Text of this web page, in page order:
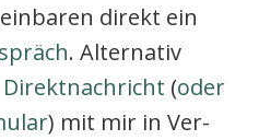
direkt ein
. Alter­na­tiv
Direkt­nach­richt (oder
) mit mir in Ver­